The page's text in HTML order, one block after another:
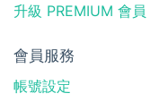
升級 PREMIUM 會員
會員服務
帳號設定